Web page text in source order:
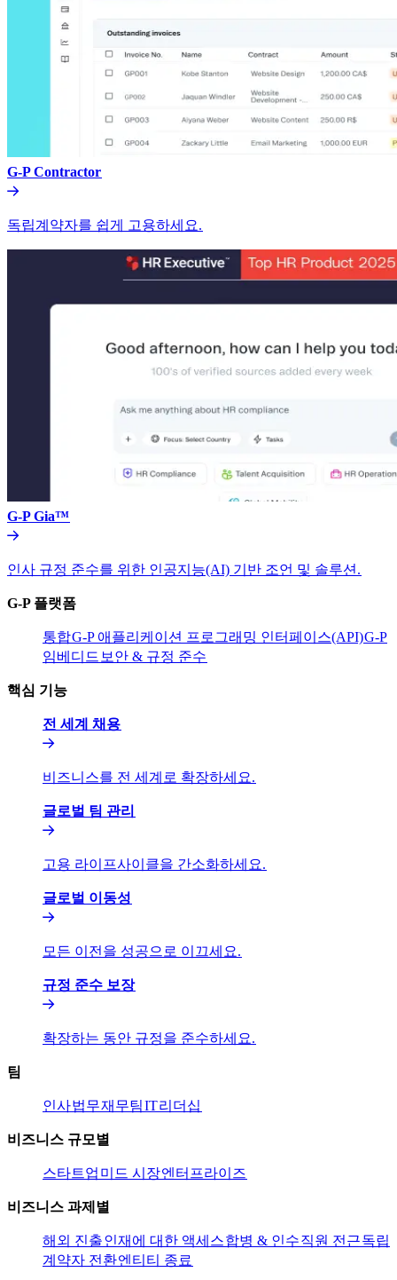
G-P Contractor​​
독립계약자를 쉽게 고용하세요.​​
G-P Gia™​​
인사 규정 준수를 위한 인공지능(AI) 기반 조언 및 솔루션.​​
G-P 플랫폼​​
통합​​G-P 애플리케이션 프로그래밍 인터페이스(API)​​G-P
임베디드​​ 보안 & 규정 준수​​
핵심 기능​​
전 세계 채용​​
비즈니스를 전 세계로 확장하세요.​​
글로벌 팀 관리​​
고용 라이프사이클을 간소화하세요.​​
글로벌 이동성​​
모든 이전을 성공으로 이끄세요.​​
규정 준수 보장​​
확장하는 동안 규정을 준수하세요.​​
팀​​
인사​​법무​​재무팀​​IT​​리더십​​
비즈니스 규모별​​
스타트업​​ 미드 시장​​엔터프라이즈​​
비즈니스 과제별​​
해외 진출​​인재에 대한 액세스​​합병 & 인수​​직원 전근​​독립
계약자 전환​​엔티티 종료​​